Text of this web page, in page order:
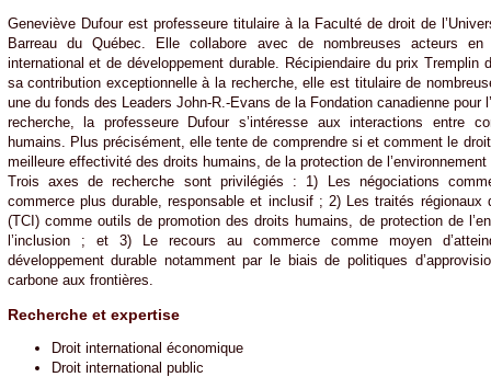
Geneviève Dufour est professeure titulaire à la Faculté de droit de
Barreau du Québec. Elle collabore avec de nombreuses acteurs
international et de développement durable. Récipiendaire du prix Tremplin
sa contribution exceptionnelle à la recherche, elle est titulaire de
une du fonds des Leaders John-R.-Evans de la Fondation canadienne pour
recherche, la professeure Dufour s’intéresse aux interactions entre
humains. Plus précisément, elle tente de comprendre si et comment le
meilleure effectivité des droits humains, de la protection de
Trois axes de recherche sont privilégiés : 1) Les négociations
commerce plus durable, responsable et inclusif ; 2) Les traités régionaux
(TCI) comme outils de promotion des droits humains, de protection de
l’inclusion ; et 3) Le recours au commerce comme moyen
développement durable notamment par le biais de politiques
carbone aux frontières.
Recherche et expertise
Droit international économique
Droit international public